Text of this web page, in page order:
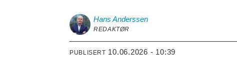
Hans Anderssen
REDAKTØR
PUBLISERT 10.06.2026 - 10:39